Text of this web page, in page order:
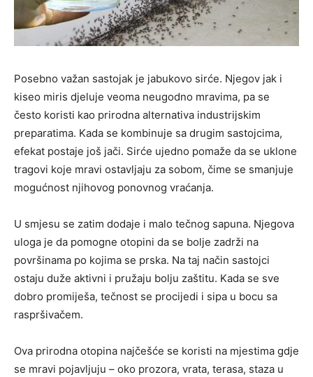
Posebno važan sastojak je jabukovo sirće. Njegov jak i
kiseo miris djeluje veoma neugodno mravima, pa se
često koristi kao prirodna alternativa industrijskim
preparatima. Kada se kombinuje sa drugim sastojcima,
efekat postaje još jači. Sirće ujedno pomaže da se uklone
tragovi koje mravi ostavljaju za sobom, čime se smanjuje
mogućnost njihovog ponovnog vraćanja.
U smjesu se zatim dodaje i malo tečnog sapuna. Njegova
uloga je da pomogne otopini da se bolje zadrži na
površinama po kojima se prska. Na taj način sastojci
ostaju duže aktivni i pružaju bolju zaštitu. Kada se sve
dobro promiješa, tečnost se procijedi i sipa u bocu sa
raspršivačem.
Ova prirodna otopina najčešće se koristi na mjestima gdje
se mravi pojavljuju – oko prozora, vrata, terasa, staza u